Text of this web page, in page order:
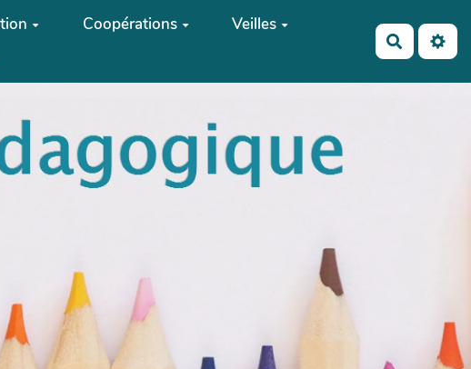
Coopérations
Veilles